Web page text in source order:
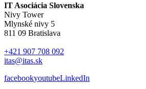
IT Asociácia Slovenska
Nivy Tower
Mlynské nivy 5
811 09 Bratislava
+421 907 708 092
itas@itas.sk
facebookyoutubeLinkedIn